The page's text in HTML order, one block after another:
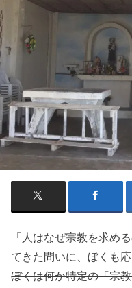
「人はなぜ宗教を求め
てきた問いに、ぼくも
ぼくは何か特定の「宗